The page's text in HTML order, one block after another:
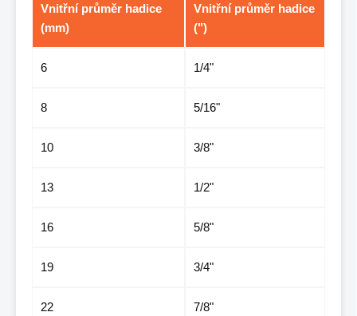
Vnitřní průměr hadice
(mm)
Vnitřní průměr hadice
(")
6 1/4"
8 5/16"
10 3/8"
13 1/2"
16 5/8"
19 3/4"
22 7/8"